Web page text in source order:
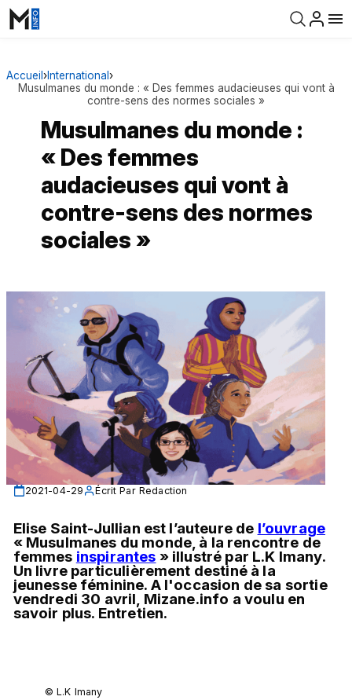
Accueil ›International ›
Musulmanes du monde : « Des femmes audacieuses qui vont à
contre-sens des normes sociales »
Musulmanes du monde :
« Des femmes
audacieuses qui vont à
contre-sens des normes
sociales »
2021-04-29 Écrit Par Redaction
Elise Saint-Jullian est l’auteure de l’ouvrage
« Musulmanes du monde, à la rencontre de
femmes inspirantes » illustré par L.K Imany.
Un livre particulièrement destiné à la
jeunesse féminine. A l'occasion de sa sortie
vendredi 30 avril, Mizane.info a voulu en
savoir plus. Entretien.
© L.K Imany